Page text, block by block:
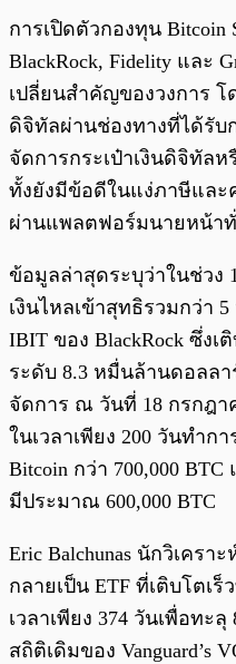
การเปิดตัวกองทุน Bitcoin
BlackRock, Fidelity และ
เปลี่ยนสำคัญของวงการ
ดิจิทัลผ่านช่องทางที่ได้รับ
จัดการกระเป๋าเงินดิจิทัลห
ทั้งยังมีข้อดีในแง่ภาษีและ
ผ่านแพลตฟอร์มนายหน้าทั่
ข้อมูลล่าสุดระบุว่าในช่วง
เงินไหลเข้าสุทธิรวมกว่า
IBIT ของ BlackRock ซึ่ง
ระดับ 8.3 หมื่นล้านดอลล
จัดการ ณ วันที่ 18 กรกฎา
ในเวลาเพียง 200 วันทำก
Bitcoin กว่า 700,000
มีประมาณ 600,000 BTC
Eric Balchunas นักวิเครา
กลายเป็น ETF ที่เติบโตเ
เวลาเพียง 374 วันเพื่อทะ
สถิติเดิมของ Vanguard’s